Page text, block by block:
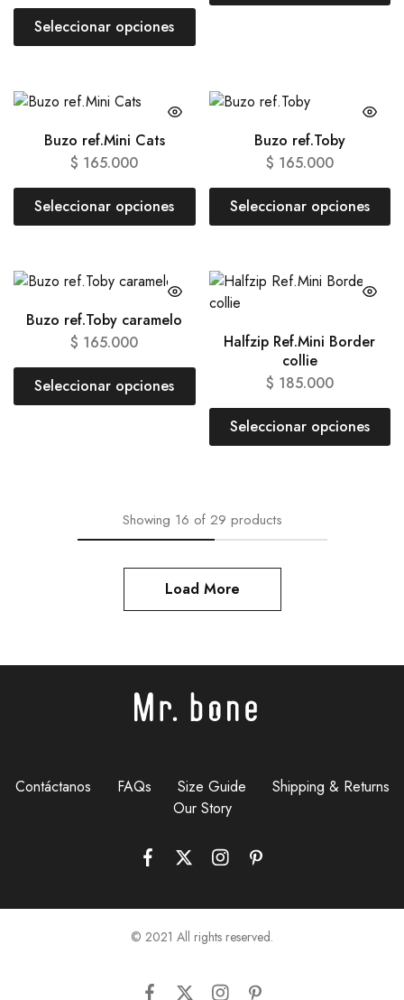
Seleccionar opciones
Buzo ref.Mini Cats
$ 165.000
Seleccionar opciones
Buzo ref.Toby
$ 165.000
Seleccionar opciones
Buzo ref.Toby caramelo
$ 165.000
Seleccionar opciones
Halfzip Ref.Mini Border
collie
$ 185.000
Seleccionar opciones
Showing 16 of 29 products
Load More
Contáctanos FAQs Size Guide
Shipping & Returns
Our Story
© 2021 All rights reserved.